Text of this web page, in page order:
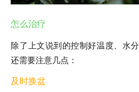
怎么治疗
除了上文说到的控制好温度、水
还需要注意几点：
及时换盆